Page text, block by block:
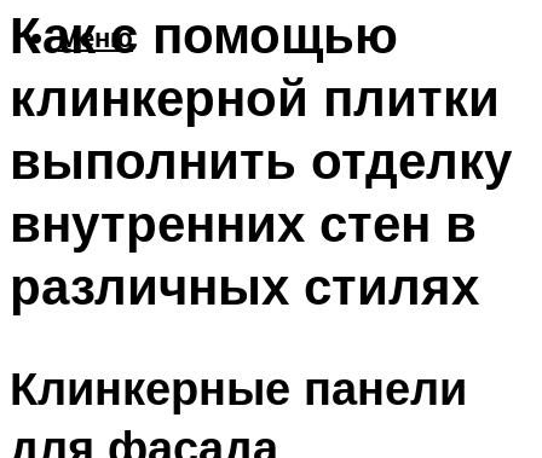
Меню
Как с помощью
клинкерной плитки
выполнить отделку
внутренних стен в
различных стилях
Клинкерные панели